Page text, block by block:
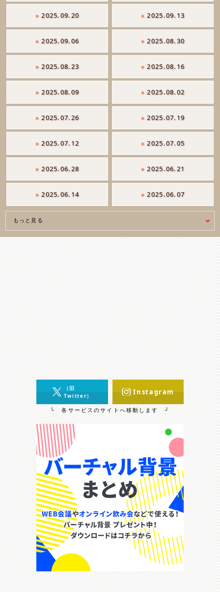
» 2025.09.20 » 2025.09.13
» 2025.09.06 » 2025.08.30
» 2025.08.23 » 2025.08.16
» 2025.08.09 » 2025.08.02
» 2025.07.26 » 2025.07.19
» 2025.07.12 » 2025.07.05
» 2025.06.28 » 2025.06.21
» 2025.06.14 » 2025.06.07
もっと見る
（旧
Twitter）
Instagram
└ 各サービスのサイトへ移動します ┘